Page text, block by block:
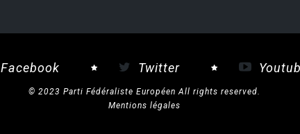
Facebook Twitter
© 2023 Parti Fédéraliste Européen All rights reserved.
Mentions légales